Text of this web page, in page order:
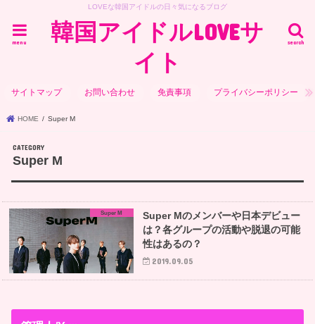
LOVEな韓国アイドルの日々気になるブログ
韓国アイドルLOVEサ
イト
search
menu
サイトマップ お問い合わせ 免責事項 プライバシーポリシー
HOME Super M
Super M
Super M
Super Mのメンバーや日本デビュー
は？各グループの活動や脱退の可能
性はあるの？
2019.09.05